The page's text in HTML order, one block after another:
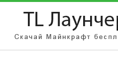
АВТОРИЗАЦИЯ НА САЙТЕ